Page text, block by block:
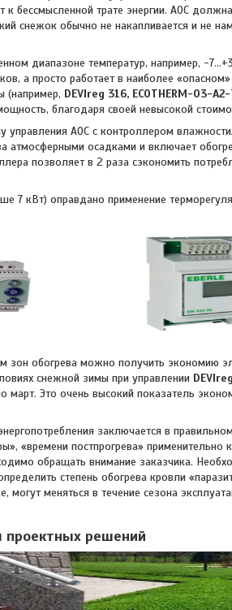
бессмысленной трате энергии. АОС
снежок обычно не накапливается и не
диапазоне температур, например, -
а просто работает в наиболее
(например, DEVIreg 316, ECOTHERM-03-
благодаря своей невысокой
АОС с контроллером
осадками и включает
позволяет в 2 раза сэкономить
кВт) оправдано применение
обогрева можно получить экономию
снежной зимы при управлении
Это очень высокий показатель
заключается в
«времени постпрогрева»
обращать внимание заказчика.
степень обогрева кровли
меняться в течение сезона
проектных решений